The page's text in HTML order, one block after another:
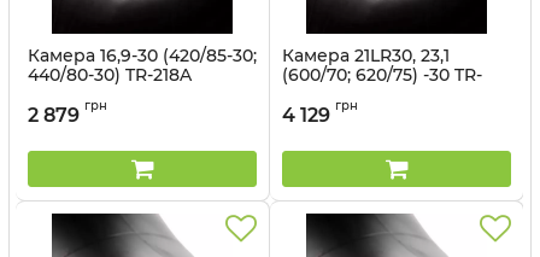
Камера 16,9-30 (420/85-30;
440/80-30) TR-218A
Артикул:
2 879 грн
Камера 21LR30, 23,1
(600/70; 620/75) -30 TR-
Артикул:
4 129 грн